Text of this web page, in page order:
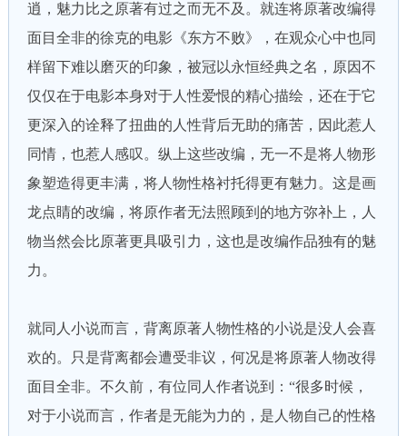
逍，魅力比之原著有过之而无不及。就连将原著改编得
面目全非的徐克的电影《东方不败》，在观众心中也同
样留下难以磨灭的印象，被冠以永恒经典之名，原因不
仅仅在于电影本身对于人性爱恨的精心描绘，还在于它
更深入的诠释了扭曲的人性背后无助的痛苦，因此惹人
同情，也惹人感叹。纵上这些改编，无一不是将人物形
象塑造得更丰满，将人物性格衬托得更有魅力。这是画
龙点睛的改编，将原作者无法照顾到的地方弥补上，人
物当然会比原著更具吸引力，这也是改编作品独有的魅
力。
就同人小说而言，背离原著人物性格的小说是没人会喜
欢的。只是背离都会遭受非议，何况是将原著人物改得
面目全非。不久前，有位同人作者说到：“很多时候，
对于小说而言，作者是无能为力的，是人物自己的性格